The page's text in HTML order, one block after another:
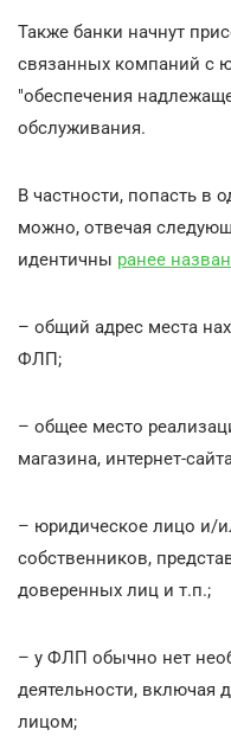
Также банки начнут
связанных компаний с
"обеспечения
обслуживания.
В частности, попасть в
можно, отвечая
идентичны ранее
– общий адрес места
ФЛП;
– общее место
магазина, интернет-
– юридическое лицо
собственников,
доверенных лиц и т.п.;
– у ФЛП обычно нет
деятельности, включая
лицом;